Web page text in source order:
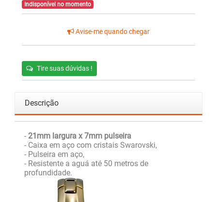
Indisponível no momento
Avise-me quando chegar
Tire suas dúvidas !
Descrição
- 21mm largura x 7mm pulseira
- Caixa em aço com cristais Swarovski,
- Pulseira em aço,
- Resistente a aguá até 50 metros de
profundidade.